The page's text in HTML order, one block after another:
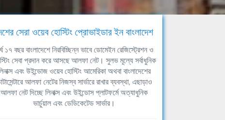
সেরা ওয়েব হোস্টিং প্রোভাইডার ইন বাংলাদেশ
১৭ বছর বাংলাদেশে নিরবিচ্ছিন্ন ভাবে ডোমেইন রেজিস্ট্রেশন ও
সেবা প্রদান করে আসছে আলফা নেট। সুলভ মূল্যে সর্বাধুনিক
এবং উইন্ডোজ ওয়েব হোস্টিং আমেরিকা অথবা বাংলাদেশের
আলফা নেটের নিজস্ব সার্ভারে রাখার ব্যবস্থা, এছাড়াও
আলফা নেট দিচ্ছে লিনাক্স এবং উইন্ডোস প্লাটফর্মে অত্যাধুনিক
ভার্চুয়াল এবং ডেডিকেটেড সার্ভার।